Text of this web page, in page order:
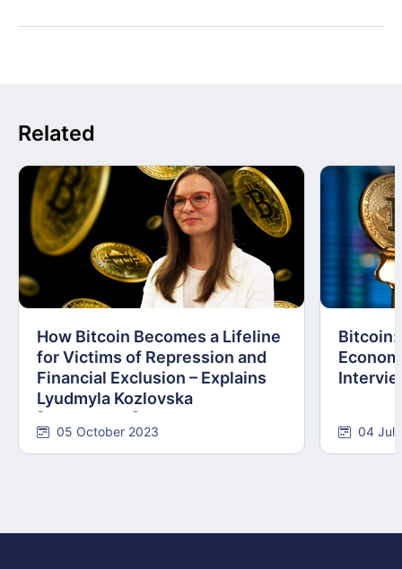
Related
How Bitcoin Becomes a Lifeline
for Victims of Repression and
Financial Exclusion – Explains
Lyudmyla Kozlovska
05 October 2023
Bitcoin:
04